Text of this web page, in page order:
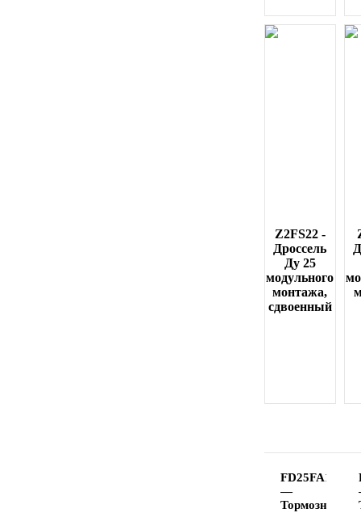
Z2FS22 -
Дроссель
Ду 25
модульного
монтажа,
сдвоенный
FD25FA1X/
—
Тормозной